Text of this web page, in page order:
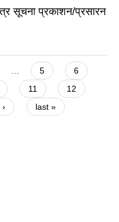
सूचना प्रकाशन/प्रसारन
… 5
6
11
12
last »